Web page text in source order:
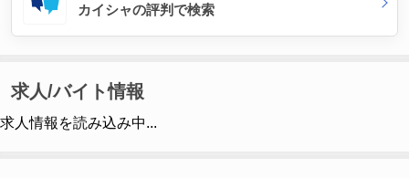
カイシャの評判で検索
求人/バイト情報
求人情報を読み込み中...